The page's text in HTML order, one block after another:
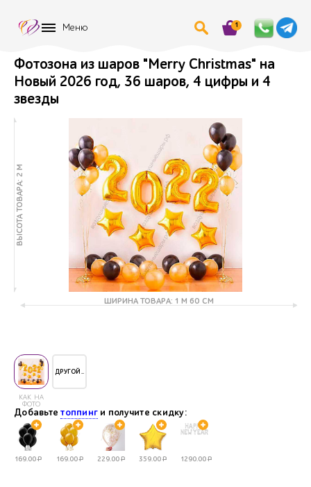
Меню 1
Фотозона из шаров "Merry Christmas" на
Новый 2026 год, 36 шаров, 4 цифры и 4
звезды
ВЫСОТА ТОВАРА: 2 М
ШИРИНА ТОВАРА: 1 М 60 СМ
КАК НА
ФОТО
ДРУГОЙ..
Добавьтетоппинг и получите скидку:
169.00Р 169.00Р 229.00Р 359.00Р 1290.00Р